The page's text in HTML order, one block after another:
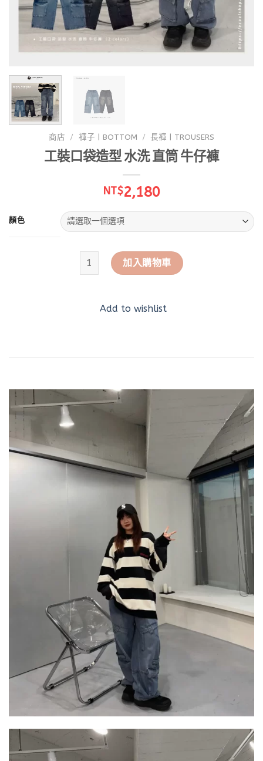
商店 / 褲子 | BOTTOM / 長褲 | TROUSERS
工裝口袋造型 水洗 直筒 牛仔褲
NT$2,180
顏色
工裝口袋造型 水洗 直筒 牛仔褲 數量
加入購物車
Add to wishlist